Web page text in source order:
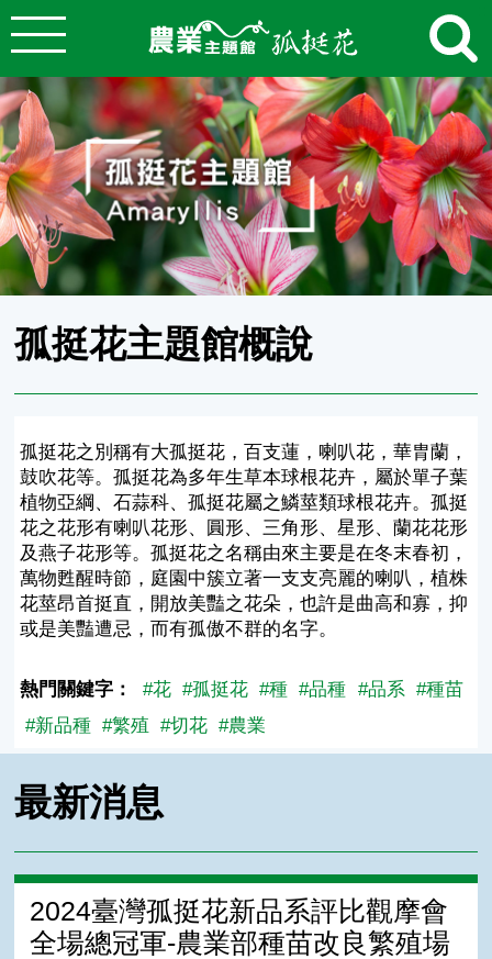
跳到主要內容
農業知識入口網
孤挺花主題館概說
孤挺花之別稱有大孤挺花，百支蓮，喇叭花，華胄蘭，
鼓吹花等。孤挺花為多年生草本球根花卉，屬於單子葉
植物亞綱、石蒜科、孤挺花屬之鱗莖類球根花卉。孤挺
花之花形有喇叭花形、圓形、三角形、星形、蘭花花形
及燕子花形等。孤挺花之名稱由來主要是在冬末春初，
萬物甦醒時節，庭園中簇立著一支支亮麗的喇叭，植株
花莖昂首挺直，開放美豔之花朵，也許是曲高和寡，抑
或是美豔遭忌，而有孤傲不群的名字。
熱門關鍵字： #花 #孤挺花 #種 #品種 #品系 #種苗
#新品種 #繁殖 #切花 #農業
最新消息
2024臺灣孤挺花新品系評比觀摩會
全場總冠軍-農業部種苗改良繁殖場